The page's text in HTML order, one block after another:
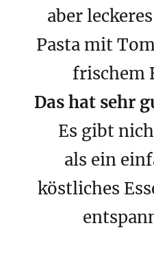
aber
Pasta mit
frischem
Das hat sehr
Es gibt
als ein
köstliches